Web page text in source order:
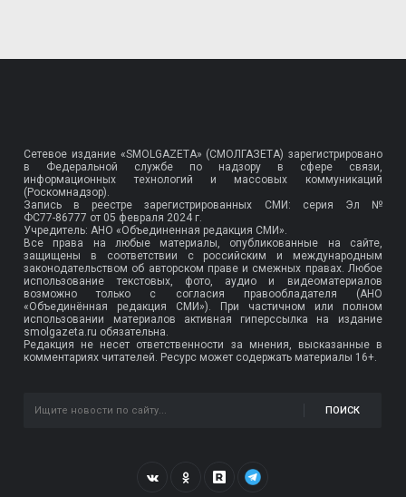
Сетевое издание «SMOLGAZETA» (СМОЛГАЗЕТА) зарегистрировано
в Федеральной службе по надзору в сфере связи,
информационных технологий и массовых коммуникаций
(Роскомнадзор).
Запись в реестре зарегистрированных СМИ: серия Эл №
ФС77-86777 от 05 февраля 2024 г.
Учредитель: АНО «Объединенная редакция СМИ».
Все права на любые материалы, опубликованные на сайте,
защищены в соответствии с российским и международным
законодательством об авторском праве и смежных правах. Любое
использование текстовых, фото, аудио и видеоматериалов
возможно только с согласия правообладателя (АНО
«Объединённая редакция СМИ»). При частичном или полном
использовании материалов активная гиперссылка на издание
smolgazeta.ru обязательна.
Редакция не несет ответственности за мнения, высказанные в
комментариях читателей. Ресурс может содержать материалы 16+.
ПОИСК